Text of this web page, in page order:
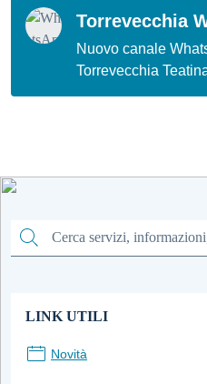
Torrevecchia
Nuovo canale
Torrevecchia
Cerca
LINK UTILI
Novità